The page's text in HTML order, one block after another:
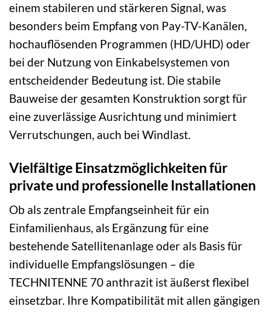
einem stabileren und stärkeren Signal, was
besonders beim Empfang von Pay-TV-Kanälen,
hochauflösenden Programmen (HD/UHD) oder
bei der Nutzung von Einkabelsystemen von
entscheidender Bedeutung ist. Die stabile
Bauweise der gesamten Konstruktion sorgt für
eine zuverlässige Ausrichtung und minimiert
Verrutschungen, auch bei Windlast.
Vielfältige Einsatzmöglichkeiten für
private und professionelle Installationen
Ob als zentrale Empfangseinheit für ein
Einfamilienhaus, als Ergänzung für eine
bestehende Satellitenanlage oder als Basis für
individuelle Empfangslösungen – die
TECHNITENNE 70 anthrazit ist äußerst flexibel
einsetzbar. Ihre Kompatibilität mit allen gängigen